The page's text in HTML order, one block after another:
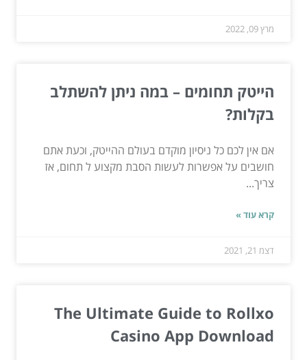
מרץ 09, 2022
הייטק תחומים – במה ניתן להשתלב
בקלות?
אם אין לכם כל ניסיון מוקדם בעולם ההייטק, וכעת אתם
חושבים על אפשרות לעשות הסבת מקצוע ל תחום, אז
צריך...
קרא עוד »
דצמ 21, 2021
The Ultimate Guide to Rollxo
Casino App Download